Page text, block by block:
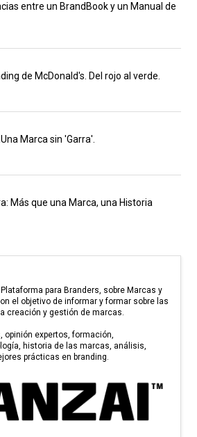
entre un BrandBook y un Manual de
de McDonald's. Del rojo al verde.
Marca sin 'Garra'.
Más que una Marca, una Historia
para Branders, sobre Marcas y
el objetivo de informar y formar sobre las
creación y gestión de marcas.
opinión expertos, formación,
historia de las marcas, análisis,
prácticas en branding.